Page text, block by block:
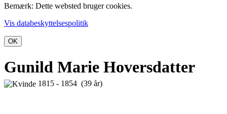
Bemærk: Dette websted bruger cookies.
Vis databeskyttelsespolitik
OK
Gunild Marie Hoversdatter
1815 - 1854 (39 år)